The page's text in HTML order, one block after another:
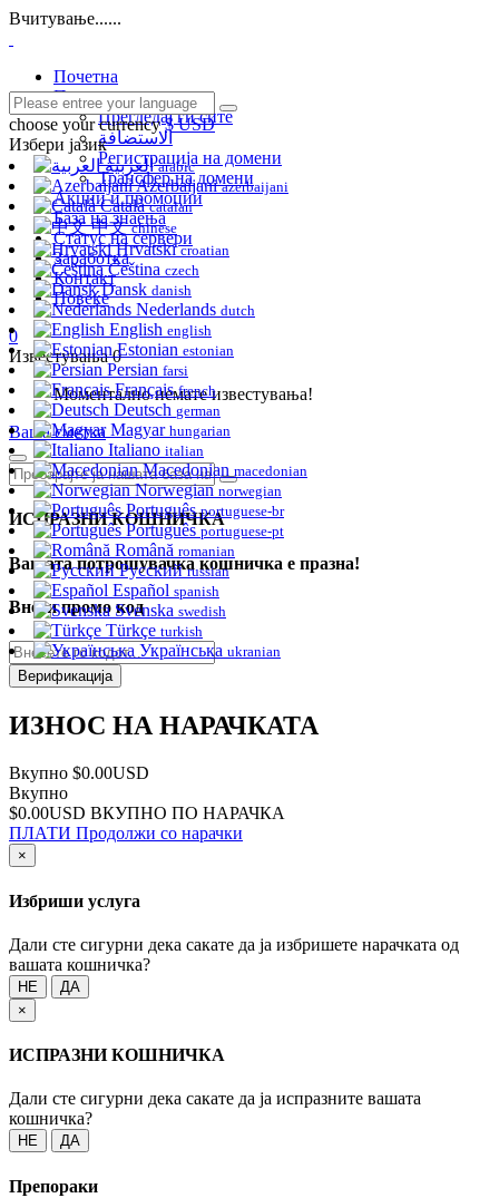
Вчитување......
Почетна
Продавница
Прегледај ги сите
الاستضافة
Регистрација на домени
Трансфер на домени
Акции и промоции
База на знаења
Статус на сервери
Заработка
Контакт
Повеќе
0
Известувања0
Моментално немате известувања!
Ваша сметка
ИСПРАЗНИ КОШНИЧКА
Вашата потрошувачка кошничка е празна!
Внеси промо код
Верификација
ИЗНОС НА НАРАЧКАТА
Вкупно $0.00USD
Вкупно
$0.00USD ВКУПНО ПО НАРАЧКА
ПЛАТИ Продолжи со нарачки
×
Избриши услуга
Дали сте сигурни дека сакате да ја избришете нарачката од
вашата кошничка?
НЕ
ДА
×
ИСПРАЗНИ КОШНИЧКА
Дали сте сигурни дека сакате да ја испразните вашата
кошничка?
НЕ ДА
Препораки
choose your currency $ USD
Избери јазик
العربيةarabic
Azerbaijaniazerbaijani
Catalàcatalan
中文chinese
Hrvatskicroatian
Čeština czech
Dansk danish
Nederlands dutch
English english
Estonian estonian
Persian farsi
Françaisfrench
Deutsch german
Magyar hungarian
Italiano italian
Macedonian macedonian
Norwegian norwegian
Portuguêsportuguese-br
Portuguêsportuguese-pt
Română romanian
Русскийrussian
Español spanish
Svenska swedish
Türkçe turkish
Українська ukranian